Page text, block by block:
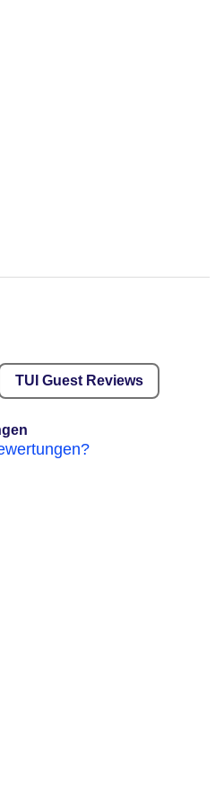
TUI Guest Reviews